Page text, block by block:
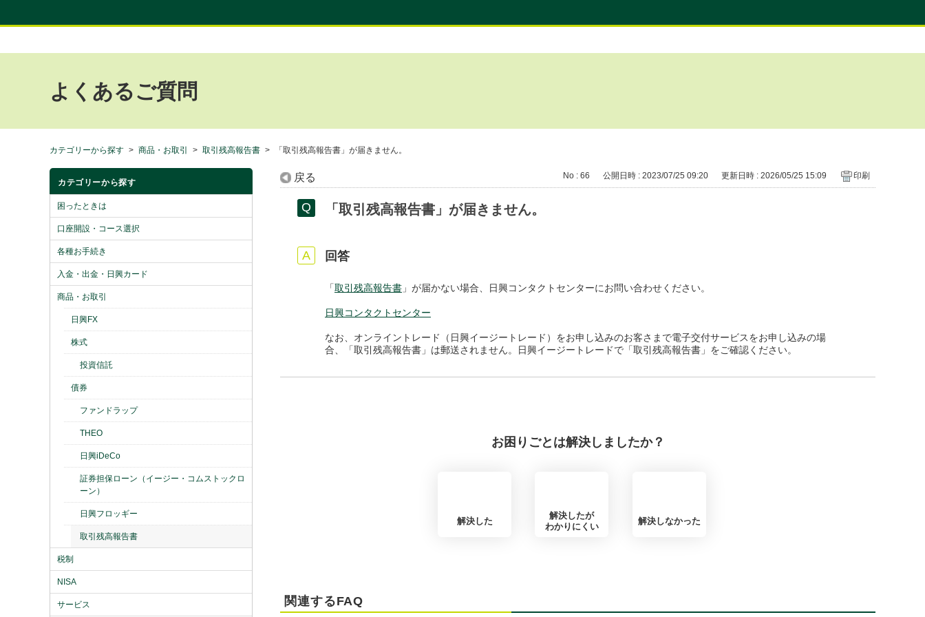
よくあるご質問
カテゴリーから探す > 商品・お取引 > 取引残高報告書 > 「取引残高報告書」が届きません。
カテゴリーから探す
困ったときは
口座開設・コース選択
各種お手続き
入金・出金・日興カード
商品・お取引
日興FX
株式
投資信託
債券
ファンドラップ
THEO
日興iDeCo
証券担保ローン（イージー・コムストックロ
ーン）
日興フロッギー
取引残高報告書
税制
NISA
サービス
戻る No : 66 公開日時 : 2023/07/25 09:20 更新日時 : 2026/05/25 15:09 印刷
「取引残高報告書」が届きません。
回答
「取引残高報告書 」が届かない場合、日興コンタクトセンターにお問い合わせください。
日興コンタクトセンター
なお、オンライントレード（日興イージートレード）をお申し込みのお客さまで電子交付サービスをお申し込みの場
合、「取引残高報告書」は郵送されません。日興イージートレードで「取引残高報告書」をご確認ください。
お困りごとは解決しましたか？
解決した
解決したが
わかりにくい
解決しなかった
関連するFAQ